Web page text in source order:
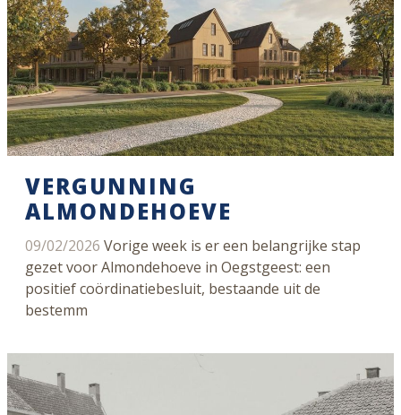
VERGUNNING
ALMONDEHOEVE
09/02/2026 Vorige week is er een belangrijke stap
gezet voor Almondehoeve in Oegstgeest: een
positief coördinatiebesluit, bestaande uit de
bestemm